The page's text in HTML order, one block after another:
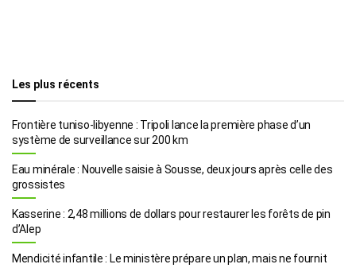
Les plus récents
Frontière tuniso-libyenne : Tripoli lance la première phase d’un
système de surveillance sur 200 km
Eau minérale : Nouvelle saisie à Sousse, deux jours après celle des
grossistes
Kasserine : 2,48 millions de dollars pour restaurer les forêts de pin
d’Alep
Mendicité infantile : Le ministère prépare un plan, mais ne fournit